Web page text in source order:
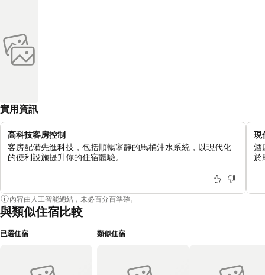
實用資訊
高科技客房控制
客房配備先進科技，包括順暢寧靜的馬桶沖水系統，以現代化
的便利設施提升你的住宿體驗。
現
酒
於
內容由人工智能總結，未必百分百準確。
與類似住宿比較
已選住宿 類似住宿